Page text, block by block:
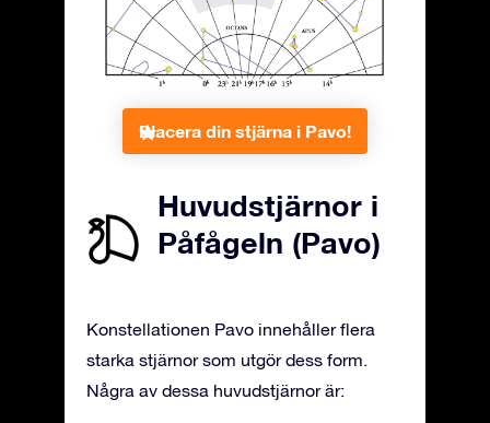
Placera din stjärna i Pavo!
Huvudstjärnor i
Påfågeln (Pavo)
Konstellationen Pavo innehåller flera
starka stjärnor som utgör dess form.
Några av dessa huvudstjärnor är: